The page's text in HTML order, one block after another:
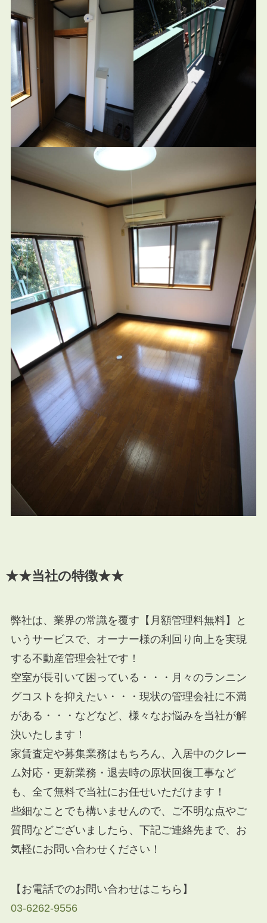
★★当社の特徴★★
弊社は、業界の常識を覆す【月額管理料無料】と
いうサービスで、オーナー様の利回り向上を実現
する不動産管理会社です！
空室が長引いて困っている・・・月々のランニン
グコストを抑えたい・・・現状の管理会社に不満
がある・・・などなど、様々なお悩みを当社が解
決いたします！
家賃査定や募集業務はもちろん、入居中のクレー
ム対応・更新業務・退去時の原状回復工事など
も、全て無料で当社にお任せいただけます！
些細なことでも構いませんので、ご不明な点やご
質問などございましたら、下記ご連絡先まで、お
気軽にお問い合わせください！
【お電話でのお問い合わせはこちら】
03-6262-9556